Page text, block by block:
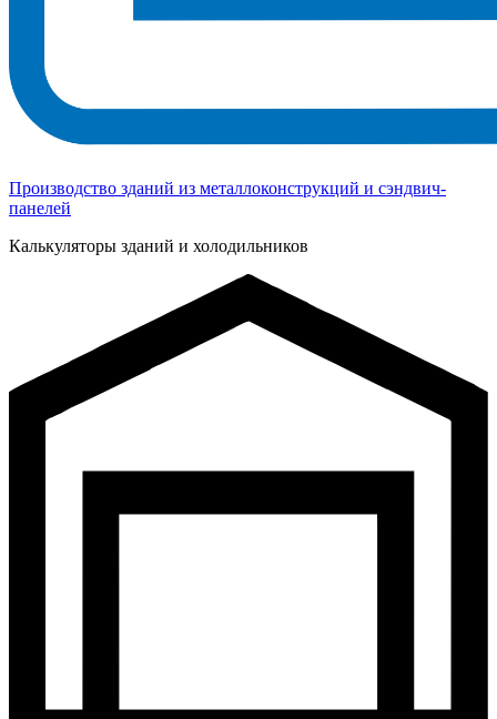
Производство зданий из металлоконструкций и сэндвич-
панелей
Калькуляторы зданий и холодильников